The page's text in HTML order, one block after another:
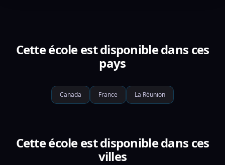
Cette école est disponible dans ces
pays
Canada France La Réunion
Cette école est disponible dans ces
villes